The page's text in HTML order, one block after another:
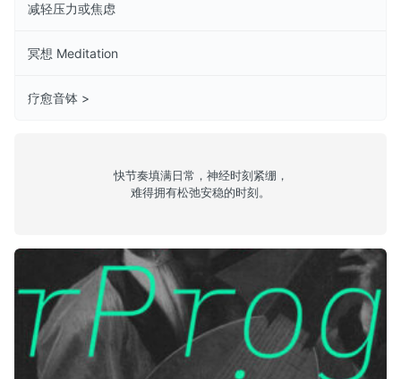
减轻压力或焦虑
冥想 Meditation
疗愈音钵 >
快节奏填满日常，神经时刻紧绷，
难得拥有松弛安稳的时刻。